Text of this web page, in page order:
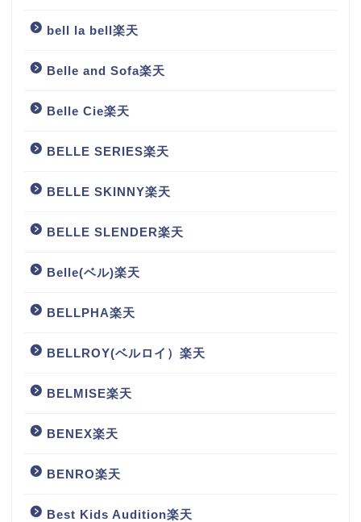
bell la bell楽天
Belle and Sofa楽天
Belle Cie楽天
BELLE SERIES楽天
BELLE SKINNY楽天
BELLE SLENDER楽天
Belle(ベル)楽天
BELLPHA楽天
BELLROY(ベルロイ）楽天
BELMISE楽天
BENEX楽天
BENRO楽天
Best Kids Audition楽天